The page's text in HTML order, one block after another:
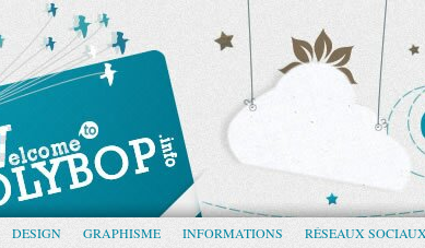
DESIGN GRAPHISME INFORMATIONS RÉSEAUX